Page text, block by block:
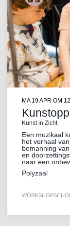
Kunst in Zicht
MA 19 APR OM
Een muzikaal
het verhaal
bemanning
en
naar een
Polyzaal
WORKSHOP